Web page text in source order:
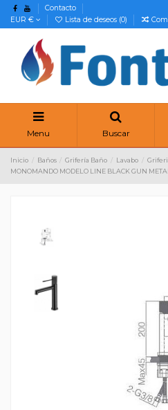
Contacto
EUR €
Lista de deseos (0)
Menu Buscar
Inicio Baños Grifería Baño Lavabo
MONOMANDO MODELO LINE BLACK GUN METAL